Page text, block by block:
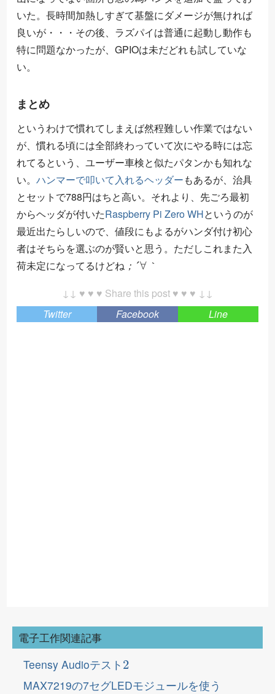
いた。長時間加熱しすぎて基盤にダメージが無ければ
良いが・・・その後、ラズパイは普通に起動し動作も
特に問題なかったが、GPIOは未だどれも試していな
い。
まとめ
というわけで慣れてしまえば然程難しい作業ではない
が、慣れる頃には全部終わっていて次にやる時には忘
れてるという、ユーザー車検と似たパタンかも知れな
い。 ハンマーで叩いて入れるヘッダーもあるが、治具
とセットで788円はちと高い。それより、先ごろ最初
からヘッダが付いたRaspberry Pi Zero WHというのが
最近出たらしいので、値段にもよるがハンダ付け初心
者はそちらを選ぶのが賢いと思う。ただしこれまた入
荷未定になってるけどね；
；´∀
｀
↓↓ ♥ ♥ ♥ Share this post ♥ ♥ ♥ ↓↓
Twitter
Facebook Line
電子工作関連記事
Teensy Audioテスト
2
MAX7219の7セグLEDモジュールを使う